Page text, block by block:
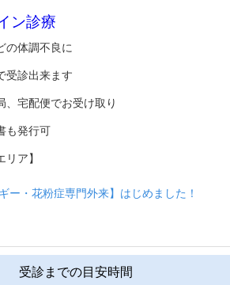
ン診療
の体調不良に
受診出来ます
、宅配便でお受け取り
も発行可
リア】
ー・花粉症専門外来】はじめました！
受診までの目安時間